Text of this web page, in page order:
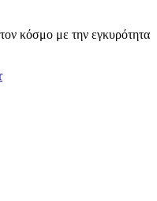
κόσμο με την εγκυρότητα